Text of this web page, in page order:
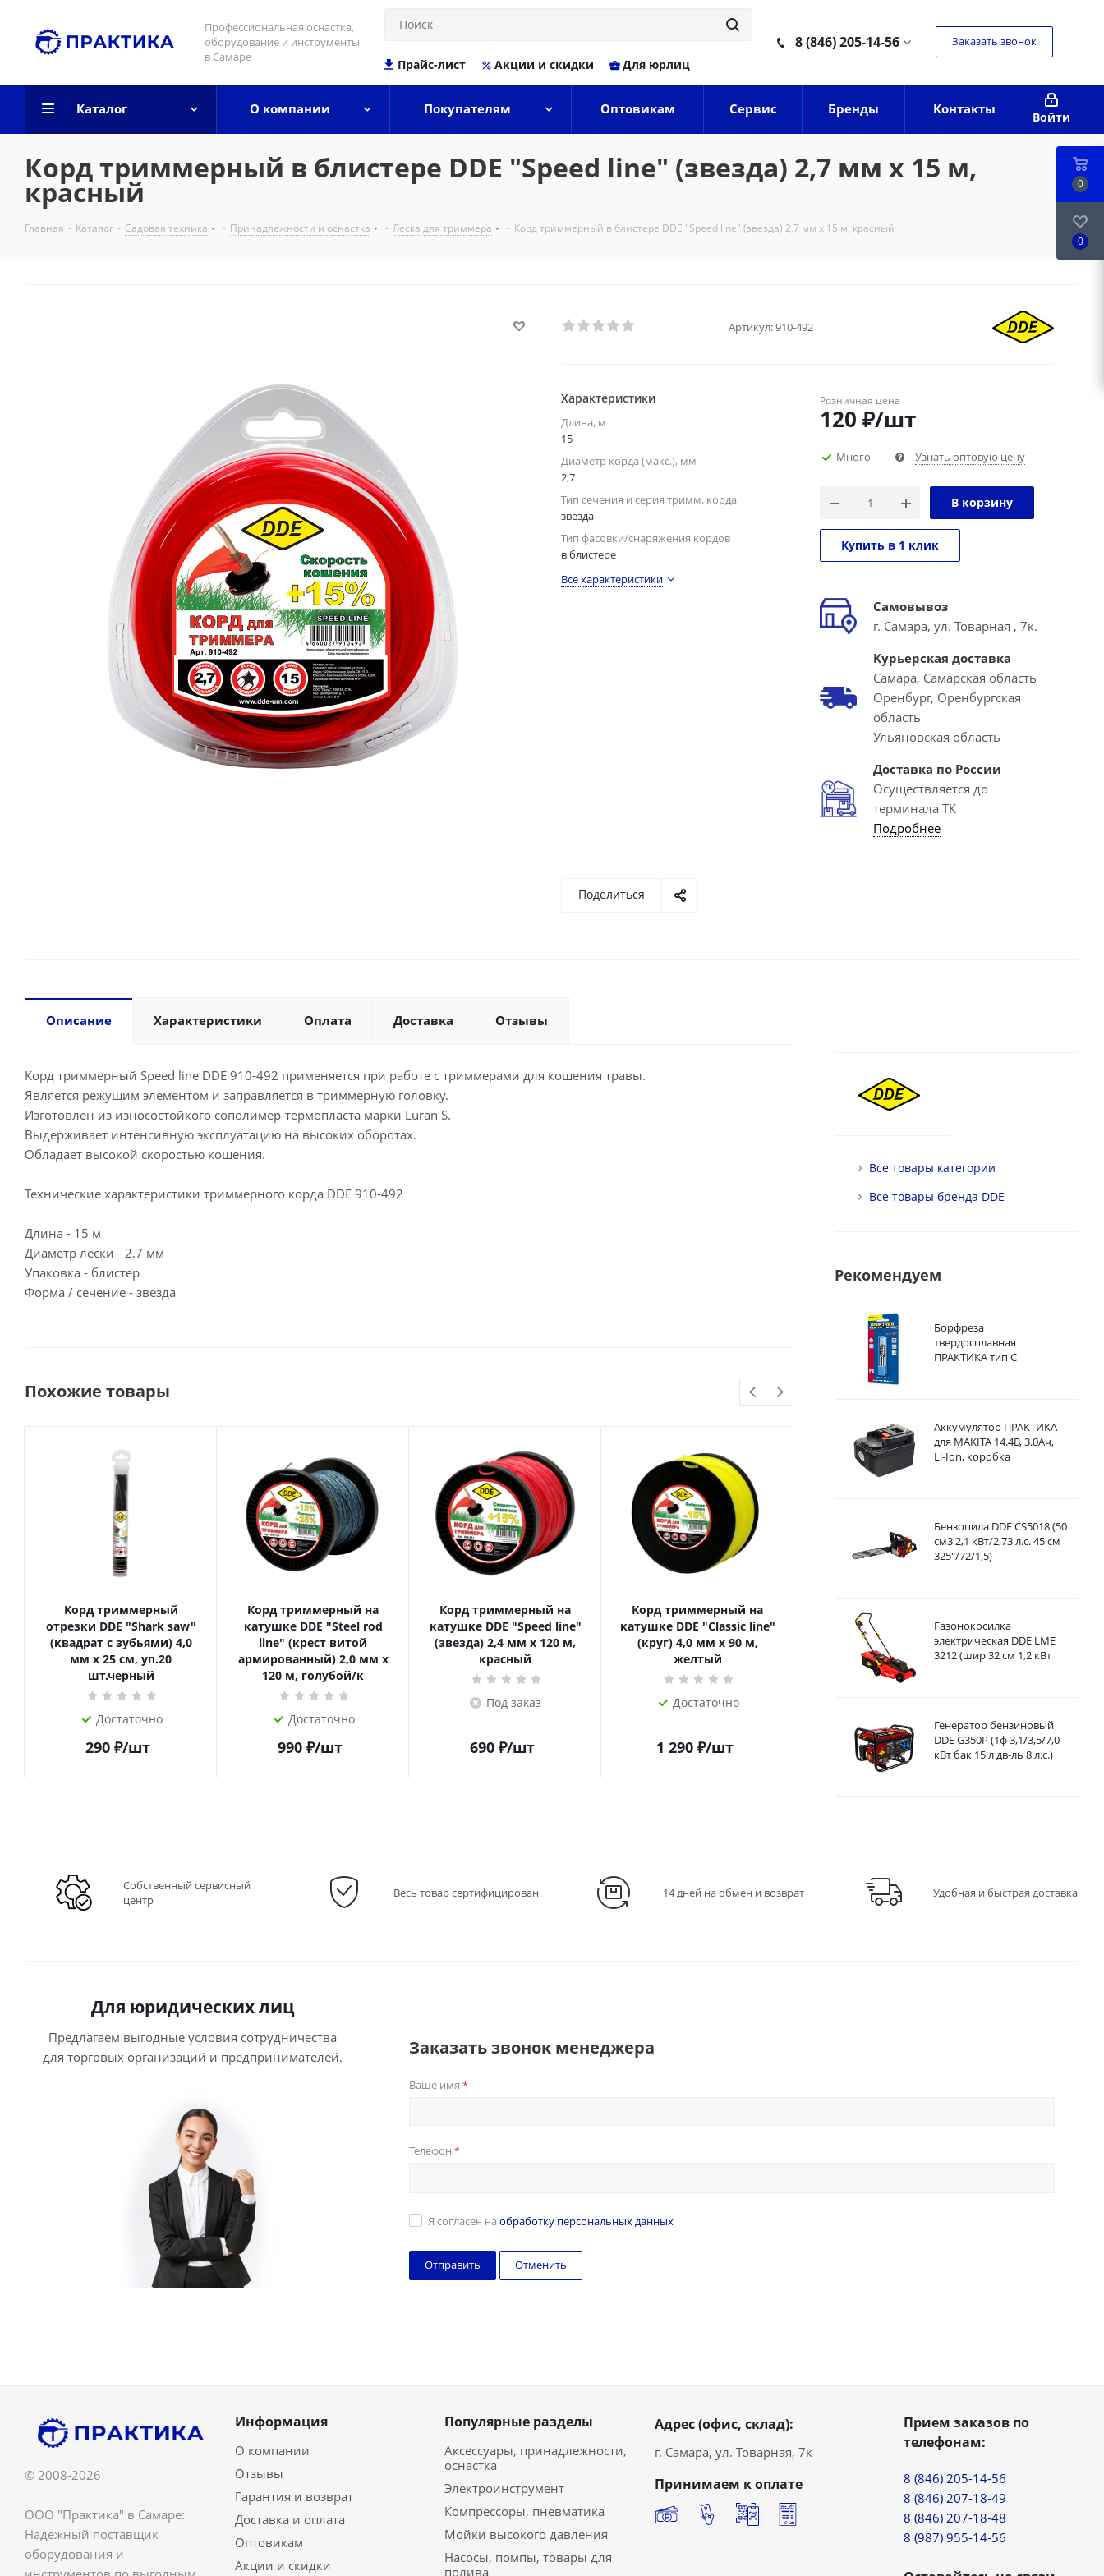
Профессиональная оснастка,
оборудование и инструменты
в Самаре
Прайс-лист Акции и скидки Для юрлиц
8 (846) 205-14-56 Заказать звонок
Войти
Каталог О компании Покупателям Оптовикам Сервис Бренды Контакты
Корд триммерный в блистере DDE "Speed line" (звезда) 2,7 мм х 15 м,
красный
Главная - Каталог - Садовая техника - Принадлежности и оснастка - Леска для триммера - Корд триммерный в блистере DDE "Speed line" (звезда) 2,7 мм х 15 м, красный
Артикул:910-492
Характеристики
Длина, м
15
Диаметр корда (макс.), мм
2,7
Тип сечения и серия тримм. корда
звезда
Тип фасовки/снаряжения кордов
в блистере
Все характеристики
Розничная цена
120 ₽/шт
Много Узнать оптовую цену
В корзину
Купить в 1 клик
Самовывоз
г. Самара, ул. Товарная , 7к.
Курьерская доставка
Самара, Самарская область
Оренбург, Оренбургская
область
Ульяновская область
Доставка по России
Осуществляется до
терминала ТК
Подробнее
Поделиться
Описание Характеристики Оплата Доставка Отзывы
Корд триммерный Speed line DDE 910-492 применяется при работе с триммерами для кошения травы.
Является режущим элементом и заправляется в триммерную головку.
Изготовлен из износостойкого сополимер-термопласта марки Luran S.
Выдерживает интенсивную эксплуатацию на высоких оборотах.
Обладает высокой скоростью кошения.
Технические характеристики триммерного корда DDE 910-492
Длина - 15 м
Диаметр лески - 2.7 мм
Упаковка - блистер
Форма / сечение - звезда
Похожие товары
Корд триммерный
отрезки DDE "Shark saw"
(квадрат с зубьями) 4,0
мм х 25 см, уп.20
шт.черный
Достаточно
290 ₽/шт
Корд триммерный на
катушке DDE "Steel rod
line" (крест витой
армированный) 2,0 мм х
120 м, голубой/к
Достаточно
990 ₽/шт
Корд триммерный на
катушке DDE "Speed line"
(звезда) 2,4 мм х 120 м,
красный
Под заказ
690 ₽/шт
Корд триммерный на
катушке DDE "Classic line"
(круг) 4,0 мм х 90 м,
желтый
Достаточно
1 290₽/шт
Корд триммерный на
катушке DDE "Classic line"
(круг) 3,0 мм х 520 м,
желтый
3 990₽/шт
катушке DDE
(круг) 2,0 мм
2 190
Все товары категории
Все товары бренда DDE
Рекомендуем
Борфреза
твердосплавная
ПРАКТИКА тип C
Аккумулятор ПРАКТИКА
для MAKITA 14.4В, 3.0Ач,
Li-Ion, коробка
Бензопила DDE CS5018 (50
см3 2,1 кВт/2,73 л.с. 45 см
325"/72/1,5)
Газонокосилка
электрическая DDE LME
3212 (шир 32 см 1,2 кВт
Генератор бензиновый
DDE G350P (1ф 3,1/3,5/7,0
кВт бак 15 л дв-ль 8 л.с.)
Собственный сервисный
центр
Весь товар сертифицирован 14 дней на обмен и возврат Удобная и быстрая доставка
Для юридических лиц
Предлагаем выгодные условия сотрудничества
для торговых организаций и предпринимателей.
Заказать звонок менеджера
Ваше имя *
Телефон *
Я согласен на обработку персональных данных
Отменить
© 2008-2026
ООО "Практика" в Самаре:
Надежный поставщик
оборудования и
Информация
О компании
Отзывы
Гарантия и возврат
Доставка и оплата
Оптовикам
Акции и скидки
Популярные разделы
Аксессуары, принадлежности,
оснастка
Электроинструмент
Компрессоры, пневматика
Мойки высокого давления
Насосы, помпы, товары для
полива
Адрес (офис, склад):
г. Самара, ул. Товарная, 7к
Принимаем к оплате
Прием заказов по
телефонам:
8 (846) 205-14-56
8 (846) 207-18-49
8 (846) 207-18-48
8 (987) 955-14-56
0
0